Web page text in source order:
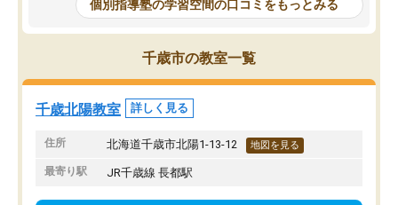
ちろん、受験生専用の特別講習も充実
しています。最後までモチベーション
を維持して頑張れたのは、この塾のお
かげです。自信を持っておすすめでき
る塾です！
個別指導塾の学習空間の口コミをもっとみる
千歳市の教室一覧
千歳北陽教室 詳しく見る
住所 北海道千歳市北陽1-13-12 地図を見る
最寄り駅 JR千歳線 長都駅